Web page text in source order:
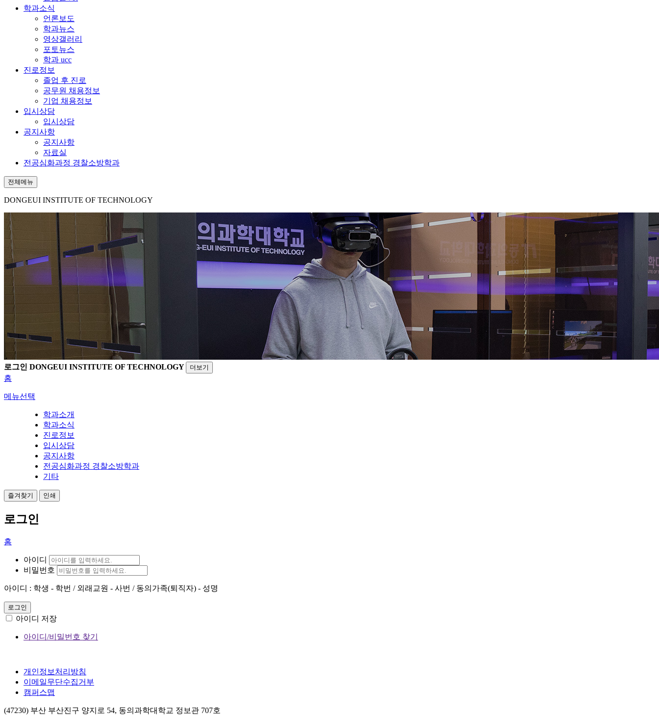
학과소식
언론보도
학과뉴스
영상갤러리
포토뉴스
학과 ucc
진로정보
졸업 후 진로
공무원 채용정보
기업 채용정보
입시상담
입시상담
공지사항
공지사항
자료실
전공심화과정 경찰소방학과
전체메뉴
DONGEUI INSTITUTE OF TECHNOLOGY
로그인 DONGEUI INSTITUTE OF TECHNOLOGY 더보기
홈
메뉴선택
학과소개
학과소식
진로정보
입시상담
공지사항
전공심화과정 경찰소방학과
기타
즐겨찾기 인쇄
로그인
홈
아이디
비밀번호
아이디 : 학생 - 학번 / 외래교원 - 사번 / 동의가족(퇴직자) - 성명
로그인
아이디 저장
아이디/비밀번호 찾기
개인정보처리방침
이메일무단수집거부
캠퍼스맵
(47230) 부산 부산진구 양지로 54, 동의과학대학교 정보관 707호